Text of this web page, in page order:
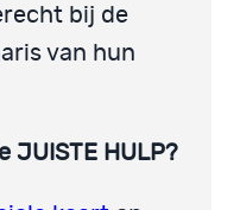
bij de
van hun
JUISTE HULP?